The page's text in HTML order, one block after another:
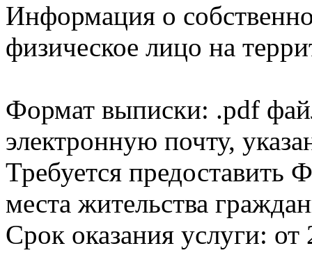
Информация о
физическое лицо на
Формат выписки: .pdf
электронную почту,
Требуется
места жительства
Срок оказания услуги: от